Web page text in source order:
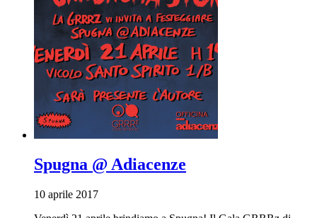
Spugna @ Adiacenze
10 aprile 2017